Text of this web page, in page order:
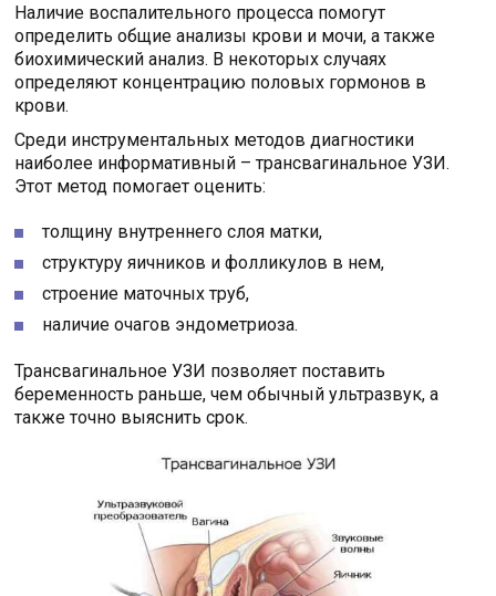
Наличие воспалительного процесса помогут
определить общие анализы крови и мочи, а также
биохимический анализ. В некоторых случаях
определяют концентрацию половых гормонов в
крови.
Среди инструментальных методов диагностики
наиболее информативный – трансвагинальное УЗИ.
Этот метод помогает оценить:
толщину внутреннего слоя матки,
структуру яичников и фолликулов в нем,
строение маточных труб,
наличие очагов эндометриоза.
Трансвагинальное УЗИ позволяет поставить
беременность раньше, чем обычный ультразвук, а
также точно выяснить срок.